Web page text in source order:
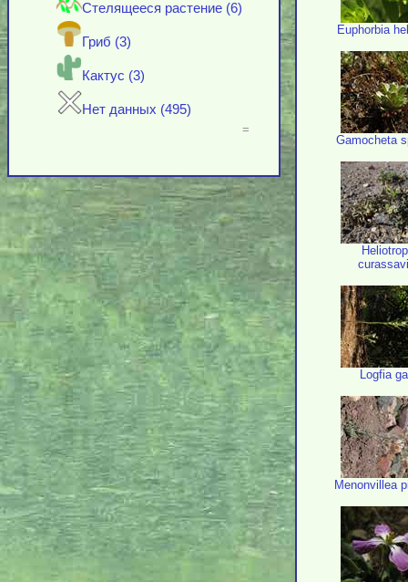
Стелящееся растение (6)
Гриб (3)
Кактус (3)
Нет данных (495)
=
Euphorbia
Gamocheta
Logfia
Menonvillea